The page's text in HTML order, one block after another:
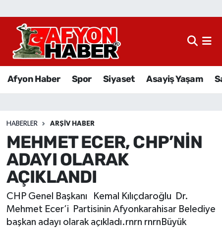
Afyon Haber Spor Siyaset Asayiş Yaşam
HABERLER ARŞIV HABER
MEHMET ECER, CHP’NİN
ADAYI OLARAK
AÇIKLANDI
CHP Genel Başkanı Kemal Kılıçdaroğlu Dr.
Mehmet Ecer’i Partisinin Afyonkarahisar Belediye
başkan adayı olarak açıkladı.rnrn rnrnBüyük
Afyon Haber
Sağlık
Eğitim
Ekonomi